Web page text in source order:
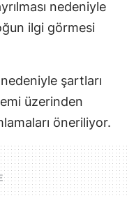
nedeniyle
ilgi görmesi
şartları
üzerinden
öneriliyor.